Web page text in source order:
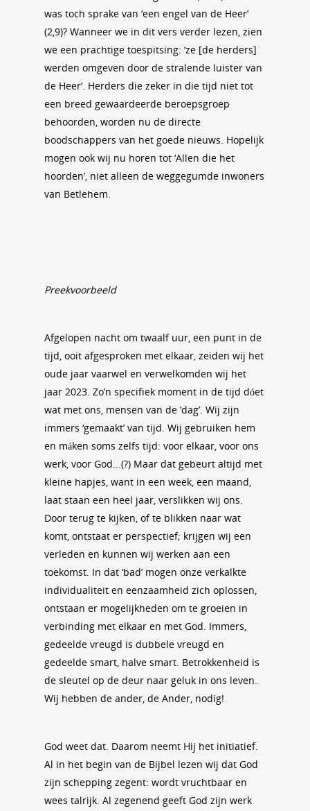
was toch sprake van ‘een engel van de Heer’
(2,9)? Wanneer we in dit vers verder lezen, zien
we een prachtige toespitsing: ‘ze [de herders]
werden omgeven door de stralende luister van
de Heer’. Herders die zeker in die tijd niet tot
een breed gewaardeerde beroepsgroep
behoorden, worden nu de directe
boodschappers van het goede nieuws. Hopelijk
mogen ook wij nu horen tot ‘Allen die het
hoorden’, niet alleen de weggegumde inwoners
van Betlehem.
Preekvoorbeeld
Afgelopen nacht om twaalf uur, een punt in de
tijd, ooit afgesproken met elkaar, zeiden wij het
oude jaar vaarwel en verwelkomden wij het
jaar 2023. Zo’n specifiek moment in de tijd dóet
wat met ons, mensen van de ‘dag’. Wij zijn
immers ‘gemaakt’ van tijd. Wij gebruiken hem
en máken soms zelfs tijd: voor elkaar, voor ons
werk, voor God...(?) Maar dat gebeurt altijd met
kleine hapjes, want in een week, een maand,
laat staan een heel jaar, verslikken wij ons.
Door terug te kijken, of te blikken naar wat
komt, ontstaat er perspectief; krijgen wij een
verleden en kunnen wij werken aan een
toekomst. In dat ‘bad’ mogen onze verkalkte
individualiteit en eenzaamheid zich oplossen,
ontstaan er mogelijkheden om te groeien in
verbinding met elkaar en met God. Immers,
gedeelde vreugd is dubbele vreugd en
gedeelde smart, halve smart. Betrokkenheid is
de sleutel op de deur naar geluk in ons leven.
Wij hebben de ander, de Ander, nodig!
God weet dat. Daarom neemt Hij het initiatief.
Al in het begin van de Bijbel lezen wij dat God
zijn schepping zegent: wordt vruchtbaar en
wees talrijk. Al zegenend geeft God zijn werk